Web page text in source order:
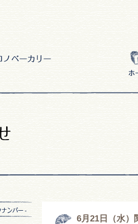
6月21日（水）